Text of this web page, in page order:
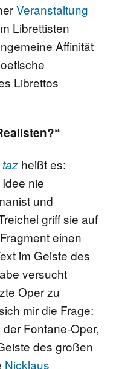
Veranstaltung
Librettisten
Affinität
Librettos
taz heißt es:
nie
und
griff sie auf
einen
im Geiste des
versucht
Oper zu
mir die Frage:
Fontane-Oper,
des großen
Nicklaus